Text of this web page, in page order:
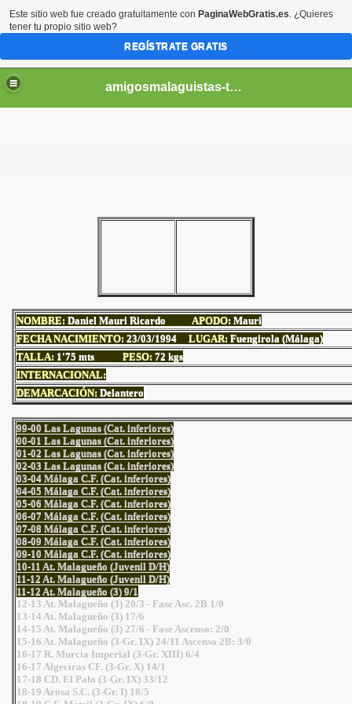
amigosmalaguistas-temporadas
NOMBRE: Daniel Mauri Ricardo APODO: Mauri
FECHA NACIMIENTO: 23/03/1994 LUGAR: Fuengirola (Málaga)
TALLA: 1'75 mts PESO: 72 kgs
INTERNACIONAL:
DEMARCACIÓN: Delantero
99-00 Las Lagunas (Cat. inferiores)
00-01 Las Lagunas (Cat. inferiores)
01-02 Las Lagunas (Cat. inferiores)
02-03 Las Lagunas (Cat. inferiores)
03-04 Málaga C.F. (Cat. inferiores)
04-05 Málaga C.F. (Cat. inferiores)
05-06 Málaga C.F. (Cat. inferiores)
06-07 Málaga C.F. (Cat. inferiores)
07-08 Málaga C.F. (Cat. inferiores)
08-09 Málaga C.F. (Cat. inferiores)
09-10 Málaga C.F. (Cat. inferiores)
10-11 At. Malagueño (Juvenil D/H)
11-12 At. Malagueño (Juvenil D/H)
11-12 At. Malagueño (3) 9/1
12-13 At. Malagueño (3) 20/3 - Fase Asc. 2B 1/0
13-14 At. Malagueño (3) 17/6
14-15 At. Malagueño (3) 27/6 - Fase Ascenso: 2/0
15-16 At. Malagueño (3-Gr. IX) 24/11 Ascenso 2B: 3/0
16-17 R. Murcia Imperial (3-Gr. XIII) 6/4
16-17 Algeciras CF. (3-Gr. X) 14/1
17-18 CD. El Palo (3-Gr. IX) 33/12
18-19 Arosa S.C. (3-Gr. I) 18/5
Este sitio web fue creado gratuitamente con PaginaWebGratis.es. ¿Quieres
tener tu propio sitio web?
REGÍSTRATE GRATIS